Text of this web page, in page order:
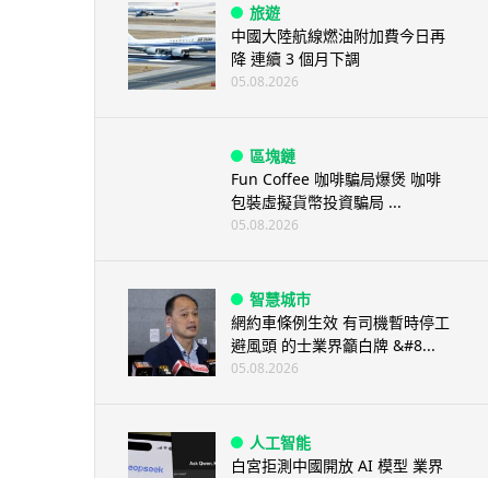
旅遊
中國大陸航線燃油附加費今日再
降 連續 3 個月下調
05.08.2026
區塊鏈
Fun Coffee 咖啡騙局爆煲 咖啡
包裝虛擬貨幣投資騙局 ...
05.08.2026
智慧城市
網約車條例生效 有司機暫時停工
避風頭 的士業界籲白牌 &#8...
05.08.2026
人工智能
白宮拒測中國開放 AI 模型 業界